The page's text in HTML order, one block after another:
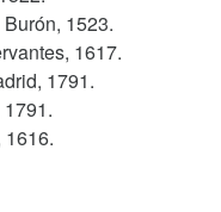
1523.
1617.
1791.